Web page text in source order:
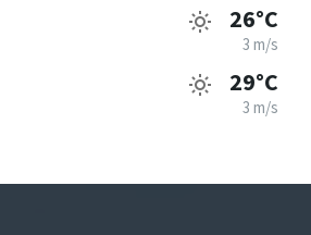
26°C
3 m/s
29°C
3 m/s